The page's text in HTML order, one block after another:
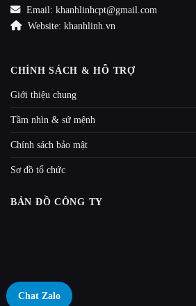
Email: khanhlinhcpt@gmail.com
Website: khanhlinh.vn
CHÍNH SÁCH & HỖ TRỢ
Giới thiệu chung
Tầm nhìn & sứ mệnh
Chính sách bảo mật
Sơ đồ tổ chức
BẢN ĐỒ CÔNG TY
Chat Zalo